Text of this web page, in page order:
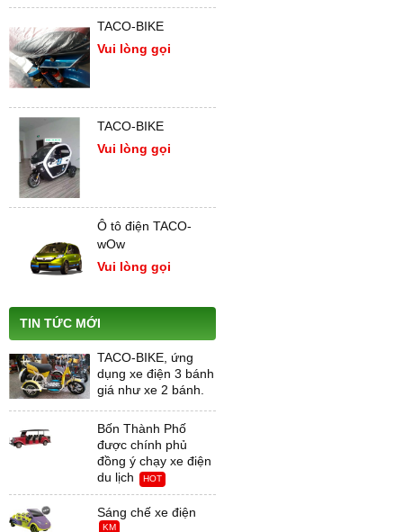
TACO-BIKE
Vui lòng gọi
TACO-BIKE
Vui lòng gọi
Ô tô điện TACO-
wOw
Vui lòng gọi
TIN TỨC MỚI
TACO-BIKE, ứng
dụng xe điện 3 bánh
giá như xe 2 bánh.
Bốn Thành Phố
được chính phủ
đồng ý chạy xe điện
du lịch
HOT
Sáng chế xe điện
KM